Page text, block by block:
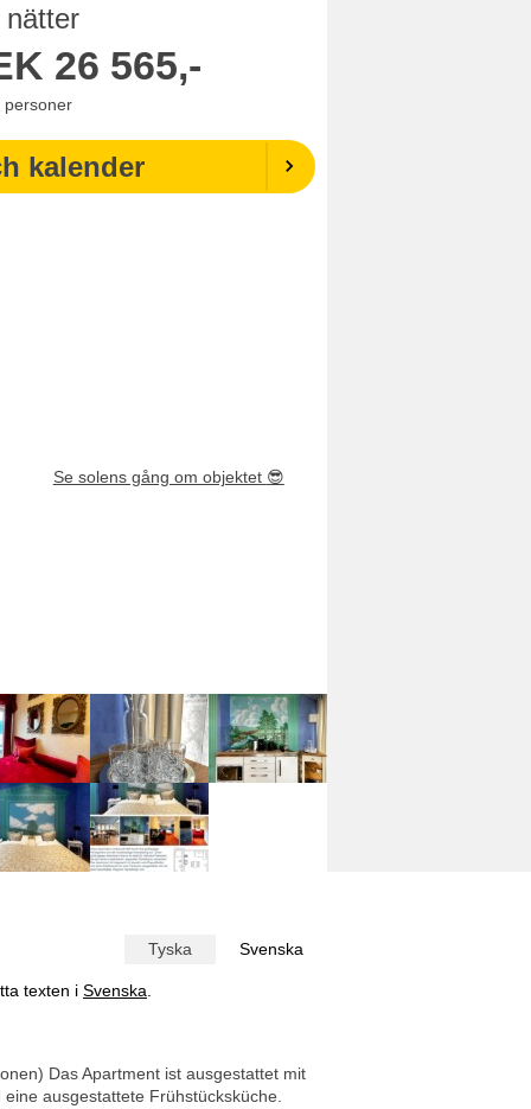
nätter
26 565,-
personer
kalender
Se solens gång om objektet 😎
Tyska Svenska
texten i Svenska
Das Apartment ist ausgestattet mit
ausgestattete Frühstücksküche.